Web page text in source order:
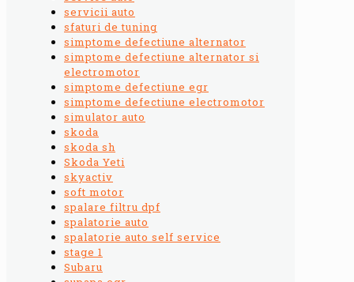
servicii auto
sfaturi de tuning
simptome defectiune alternator
simptome defectiune alternator si
electromotor
simptome defectiune egr
simptome defectiune electromotor
simulator auto
skoda
skoda sh
Skoda Yeti
skyactiv
soft motor
spalare filtru dpf
spalatorie auto
spalatorie auto self service
stage 1
Subaru